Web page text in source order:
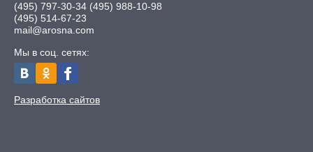
(495) 797-30-34 (495) 988-10-98
(495) 514-67-23
mail@arosna.com
Мы в соц. сетях:
Разработка сайтов